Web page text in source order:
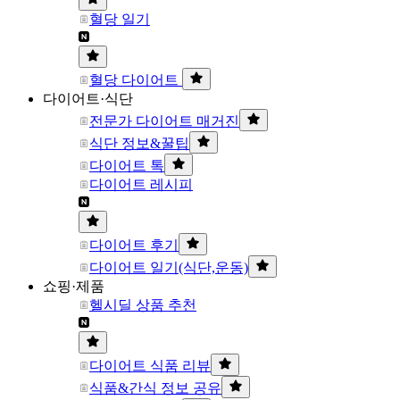
혈당 일기
혈당 다이어트
다이어트·식단
전문가 다이어트 매거진
식단 정보&꿀팁
다이어트 톡
다이어트 레시피
다이어트 후기
다이어트 일기(식단,운동)
쇼핑·제품
헬시딜 상품 추천
다이어트 식품 리뷰
식품&간식 정보 공유